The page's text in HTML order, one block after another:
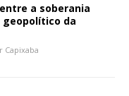
a soberania
da
Capixaba